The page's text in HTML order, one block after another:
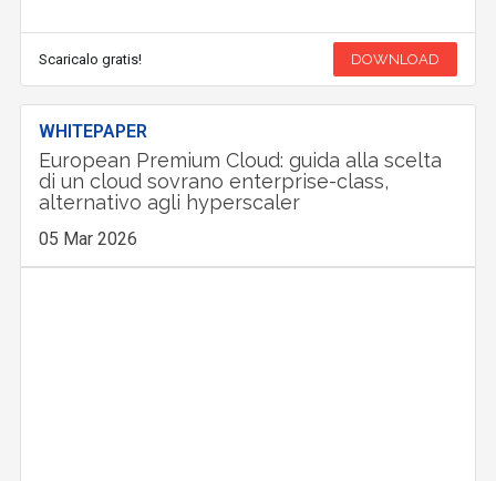
Scaricalo gratis! DOWNLOAD
WHITEPAPER
European Premium Cloud: guida alla scelta
di un cloud sovrano enterprise-class,
alternativo agli hyperscaler
05 Mar 2026